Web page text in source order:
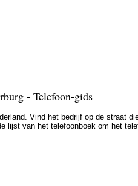
- Telefoon-gids
Vind het bedrijf op de straat
lijst van het telefoonboek om het